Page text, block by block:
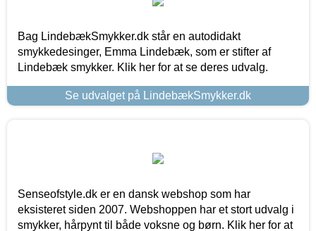
Bag LindebækSmykker.dk står en autodidakt
smykkedesinger, Emma Lindebæk, som er stifter af
Lindebæk smykker. Klik her for at se deres udvalg.
Se udvalget på LindebækSmykker.dk
Senseofstyle.dk er en dansk webshop som har
eksisteret siden 2007. Webshoppen har et stort udvalg i
smykker, hårpynt til både voksne og børn. Klik her for at